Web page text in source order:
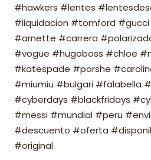
#hawkers #lentes
#liquidacion #tomford
#arnette #carrera
#vogue #hugoboss #chloe
#katespade #porshe
#miumiu #bulgari #falabella
#cyberdays #blackfridays
#messi #mundial #peru
#descuento #oferta
#original